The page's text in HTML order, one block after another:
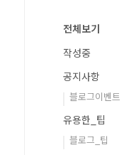
전체보기
작성중
공지사항
블로그이벤트
유용한_팁
블로그_팁